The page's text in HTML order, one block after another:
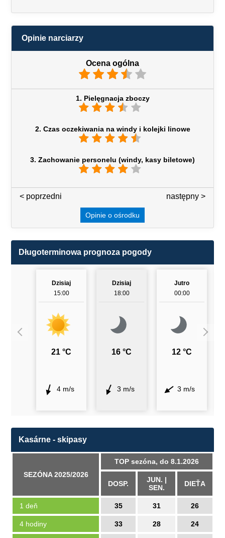
Opinie narciarzy
Ocena ogólna
1. Pielęgnacja zboczy
2. Czas oczekiwania na windy i kolejki linowe
3. Zachowanie personelu (windy, kasy biletowe)
następny >
< poprzedni
Opinie o ośrodku
Długoterminowa prognoza pogody
Dzisiaj
15:00
21 °C
4 m/s
Dzisiaj
18:00
16 °C
3 m/s
Jutro
00:00
12 °C
3 m/s
Kasárne - skipasy
SEZÓNA 2025/2026
TOP sezóna, do 8.1.2026
DOSP.
JUN. |
SEN.
DIEŤA
1 deň 35 31 26
4 hodiny 33 28 24